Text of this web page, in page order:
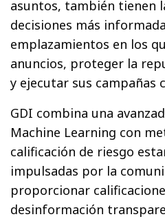
asuntos, también tienen
decisiones más
emplazamientos en los
anuncios, proteger la
y ejecutar sus campañas
GDI combina una
Machine Learning con
calificación de riesgo
impulsadas por la
proporcionar
desinformación